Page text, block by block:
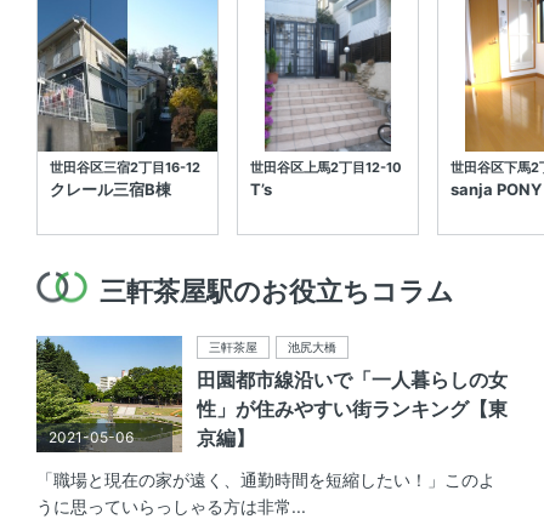
世田谷区三宿2丁目16-12
クレール三宿B棟
世田谷区上馬2丁目12-10
T’s
世田谷区下馬2
sanja PONY
三軒茶屋駅のお役立ちコラム
2021-05-06
三軒茶屋 池尻大橋
田園都市線沿いで「一人暮らしの女
性」が住みやすい街ランキング【東
京編】
「職場と現在の家が遠く、通勤時間を短縮したい！」このよ
うに思っていらっしゃる方は非常...